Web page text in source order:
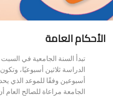
الأحكام العامة
تبدأ السنة الجامعية في
الدراسة ثلاثين أسبوعيًا،
أسبوعين وفقًا للموعد الذي
الجامعة مراعاة للصالح العام